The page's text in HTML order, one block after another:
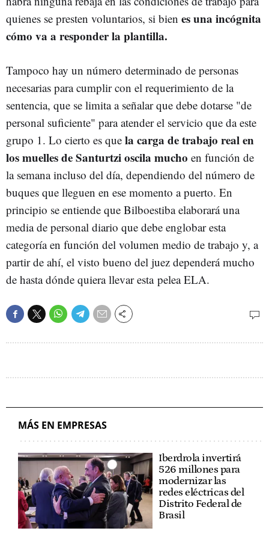
quienes se presten voluntarios, si bien es una incógnita
cómo va a responder la plantilla.
Tampoco hay un número determinado de personas
necesarias para cumplir con el requerimiento de la
sentencia, que se limita a señalar que debe dotarse "de
personal suficiente" para atender el servicio que da este
grupo 1. Lo cierto es que la carga de trabajo real en
los muelles de Santurtzi oscila mucho en función de
la semana incluso del día, dependiendo del número de
buques que lleguen en ese momento a puerto. En
principio se entiende que Bilboestiba elaborará una
media de personal diario que debe englobar esta
categoría en función del volumen medio de trabajo y, a
partir de ahí, el visto bueno del juez dependerá mucho
de hasta dónde quiera llevar esta pelea ELA.
MÁS EN EMPRESAS
Iberdrola invertirá
526 millones para
modernizar las
redes eléctricas del
Distrito Federal de
Brasil